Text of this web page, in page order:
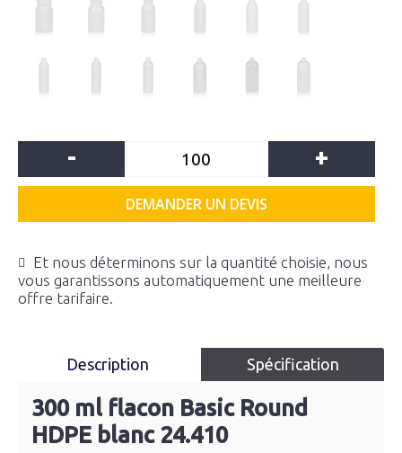
- +
DEMANDER UN DEVIS
Et nous déterminons sur la quantité choisie, nous
vous garantissons automatiquement une meilleure
offre tarifaire.
Description Spécification
300 ml flacon Basic Round
HDPE blanc 24.410